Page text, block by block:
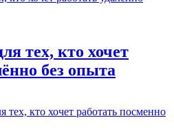
тех, кто хочет
без опыта